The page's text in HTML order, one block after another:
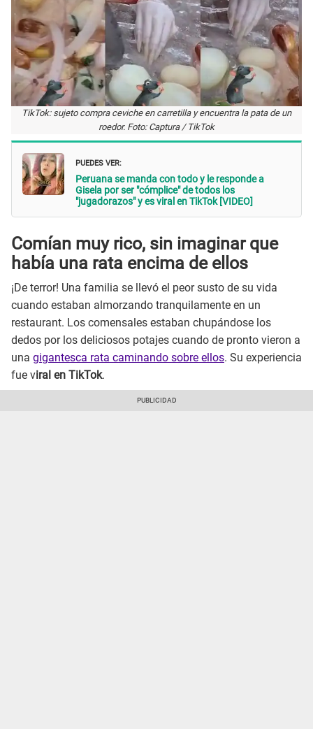
TikTok: sujeto compra ceviche en carretilla y encuentra la pata de un
roedor. Foto: Captura / TikTok
PUEDES VER:
Peruana se manda con todo y le responde a
Gisela por ser "cómplice" de todos los
"jugadorazos" y es viral en TikTok [VIDEO]
Comían muy rico, sin imaginar que
había una rata encima de ellos
¡De terror! Una familia se llevó el peor susto de su vida
cuando estaban almorzando tranquilamente en un
restaurant. Los comensales estaban chupándose los
dedos por los deliciosos potajes cuando de pronto vieron a
una gigantesca rata caminando sobre ellos. Su experiencia
fue viral en TikTok.